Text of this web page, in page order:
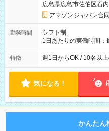
広島県広島市佐伯区石
アマゾンジャパン合
勤務時間
シフト制
1日あたりの実働時間：
社後、就業可能シフト
特徴 週1日からOK / 10名以
気になる！
かんたん